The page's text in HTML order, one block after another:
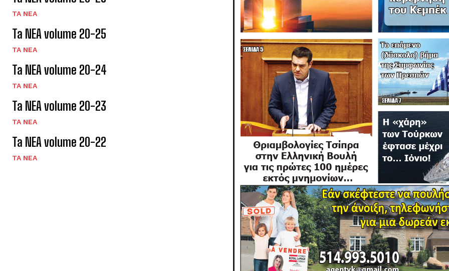
TA NEA
Ta NEA volume 20-25
TA NEA
Ta NEA volume 20-24
TA NEA
Ta NEA volume 20-23
TA NEA
Ta NEA volume 20-22
TA NEA